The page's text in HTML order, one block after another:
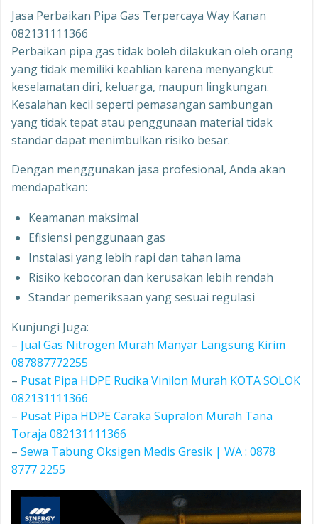
Jasa Perbaikan Pipa Gas Terpercaya Way Kanan
082131111366
Perbaikan pipa gas tidak boleh dilakukan oleh orang
yang tidak memiliki keahlian karena menyangkut
keselamatan diri, keluarga, maupun lingkungan.
Kesalahan kecil seperti pemasangan sambungan
yang tidak tepat atau penggunaan material tidak
standar dapat menimbulkan risiko besar.
Dengan menggunakan jasa profesional, Anda akan
mendapatkan:
Keamanan maksimal
Efisiensi penggunaan gas
Instalasi yang lebih rapi dan tahan lama
Risiko kebocoran dan kerusakan lebih rendah
Standar pemeriksaan yang sesuai regulasi
Kunjungi Juga:
– Jual Gas Nitrogen Murah Manyar Langsung Kirim
087887772255
– Pusat Pipa HDPE Rucika Vinilon Murah KOTA SOLOK
082131111366
– Pusat Pipa HDPE Caraka Supralon Murah Tana
Toraja 082131111366
– Sewa Tabung Oksigen Medis Gresik | WA : 0878
8777 2255